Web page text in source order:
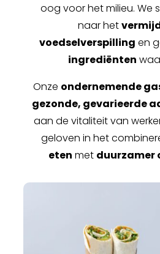
oog voor het milieu. We
naar het
voedselverspilling en
ingrediënten
Onze ondernemende
gezonde, gevarieerde
aan de vitaliteit van
geloven in het
eten met duurzamer